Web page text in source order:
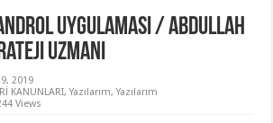
UYGULAMASI / Abdullah
Uzmanı
2019
KANUNLARI,Yazılarım,Yazılarım
Views